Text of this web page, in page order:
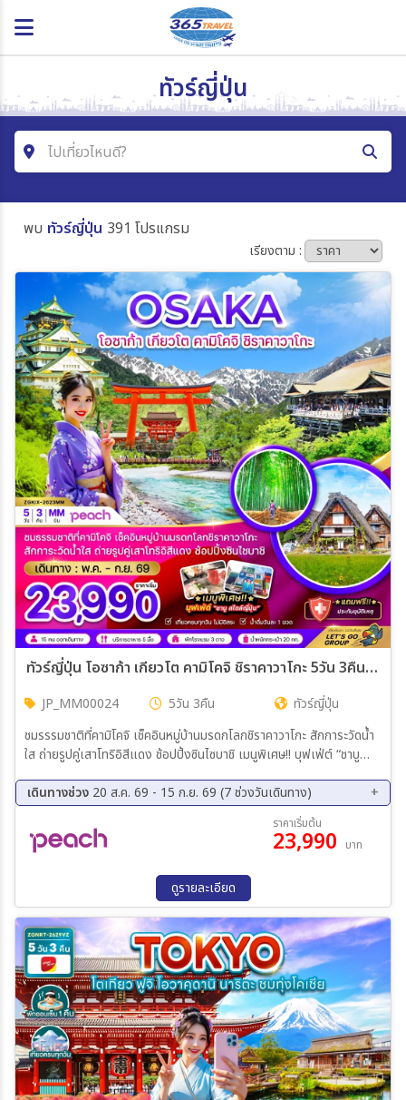
ทัวร์ญี่ปุ่น
ไปเที่ยวไหนดี?
ค้นหาโปรแกรมทัวร์
โซน
ประเทศ
เมือง
สายการบิน
ตั้งแต่วันที่
ถึงวันที่
เฉพาะเดือน
เฉพาะเทศกาล
ค้นหา
พบ ทัวร์ญี่ปุ่น 391 โปรแกรม
เรียงตาม :
ทัวร์ญี่ปุ่น โอซาก้า เกียวโต คามิโคจิ ชิราคาวาโกะ 5วัน 3คืน (MM)
JP_MM00024 5วัน 3คืน
ทัวร์ญี่ปุ่น
ชมรรรมชาติที่คามิโคจิ เช็คอินหมู่บ้านมรดกโลกชิราคาวาโกะ สักการะวัดน้ำ
ใส ถ่ายรูปคู่เสาโทริอิสีแดง ช้อปปิ้งซินไซบาชิ เมนูพิเศษ!! บุฟเฟ่ต์ “ชาบู
เดินทางช่วง 20 ส.ค. 69 - 15 ก.ย. 69 (7 ช่วงวันเดินทาง)
21 ส.ค. 69 - 25 ส.ค. 69
26 ส.ค. 69 - 30 ส.ค. 69
28 ส.ค. 69 - 01 ก.ย. 69
09 ก.ย. 69 - 13 ก.ย. 69
ราคาเริ่มต้น
23,990 บาท
ดูรายละเอียด